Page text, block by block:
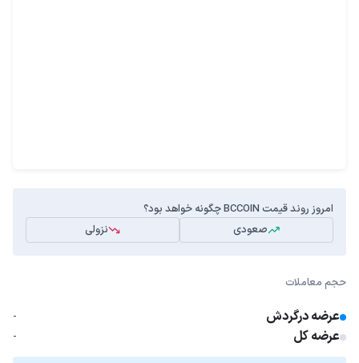
امروز روند قیمت BCCOIN چگونه خواهد بود؟
صعودی
نزولی
حجم معاملات
عرضه درگردش -
عرضه کل -